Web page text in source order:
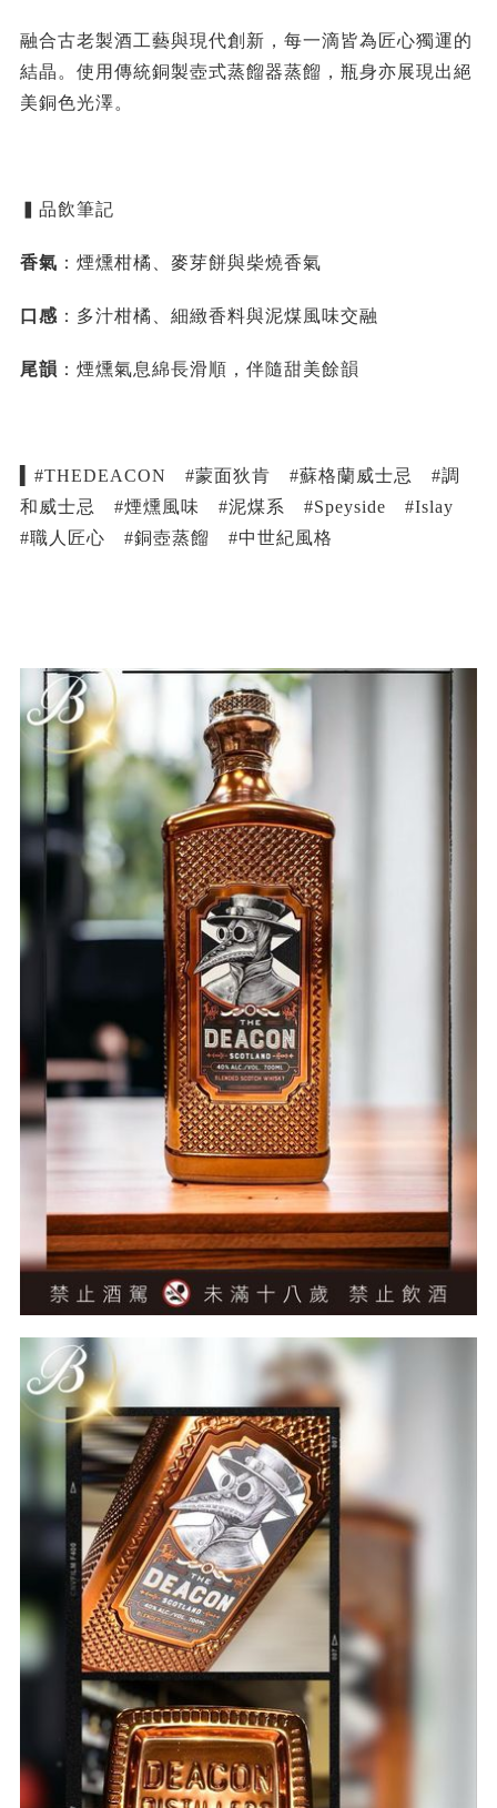
融合古老製酒工藝與現代創新，每一滴皆為匠心獨運的
結晶。使用傳統銅製壺式蒸餾器蒸餾，瓶身亦展現出絕
美銅色光澤。
▍品飲筆記
香氣 ：煙燻柑橘、麥芽餅與柴燒香氣
口感 ：多汁柑橘、細緻香料與泥煤風味交融
尾韻 ：煙燻氣息綿長滑順，伴隨甜美餘韻
▍#THEDEACON #蒙面狄肯 #蘇格蘭威士忌 #調
和威士忌 #煙燻風味 #泥煤系 #Speyside #Islay
#職人匠心 #銅壺蒸餾 #中世紀風格